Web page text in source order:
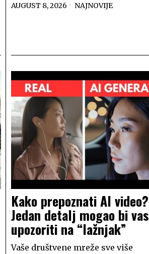
AUGUST 8, 2026 NAJNOVIJE
Kako prepoznati AI video?
Jedan detalj mogao bi vas
upozoriti na “lažnjak”
Vaše društvene mreže sve više